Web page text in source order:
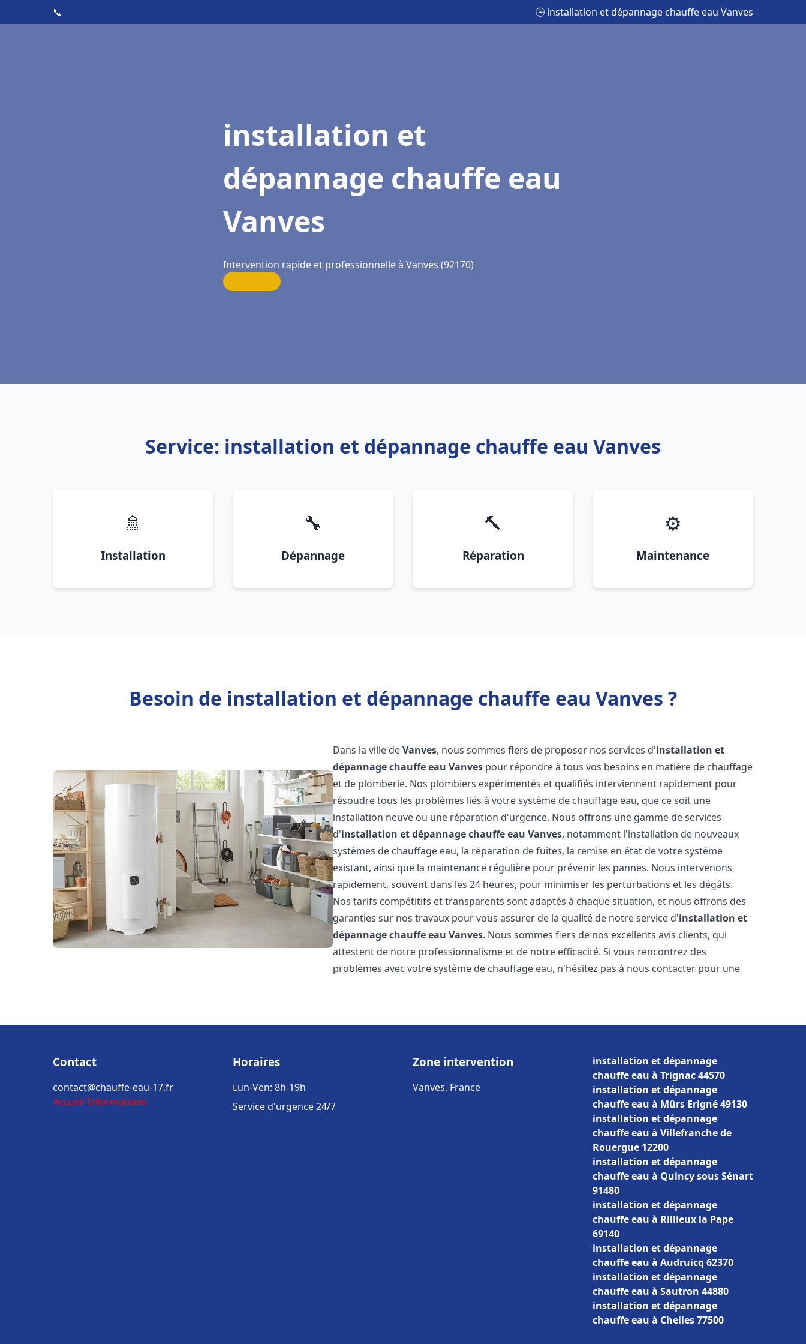
📞 🕒 installation et dépannage chauffe eau Vanves
installation et
dépannage chauffe eau
Vanves
Intervention rapide et professionnelle à Vanves (92170)
Service: installation et dépannage chauffe eau Vanves
🚿
Installation
🔧
Dépannage
🔨
Réparation
⚙️
Maintenance
Besoin de installation et dépannage chauffe eau Vanves ?
Dans la ville deVanves, nous sommes fiers de proposer nos services d'installation et
dépannage chauffe eau Vanves pour répondre à tous vos besoins en matière de chauffage
et de plomberie. Nos plombiers expérimentés et qualifiés interviennent rapidement pour
résoudre tous les problèmes liés à votre système de chauffage eau, que ce soit une
installation neuve ou une réparation d'urgence. Nous offrons une gamme de services
d'installation et dépannage chauffe eau Vanves, notamment l'installation de nouveaux
systèmes de chauffage eau, la réparation de fuites, la remise en état de votre système
existant, ainsi que la maintenance régulière pour prévenir les pannes. Nous intervenons
rapidement, souvent dans les 24 heures, pour minimiser les perturbations et les dégâts.
Nos tarifs compétitifs et transparents sont adaptés à chaque situation, et nous offrons des
garanties sur nos travaux pour vous assurer de la qualité de notre service d'installation et
dépannage chauffe eau Vanves. Nous sommes fiers de nos excellents avis clients, qui
attestent de notre professionnalisme et de notre efficacité. Si vous rencontrez des
problèmes avec votre système de chauffage eau, n'hésitez pas à nous contacter pour une
Contact
contact@chauffe-eau-17.fr
Accueil Informations
Horaires
Lun-Ven: 8h-19h
Service d'urgence 24/7
Zone intervention
Vanves, France
installation et dépannage
chauffe eau à Trignac 44570
installation et dépannage
chauffe eau à Mûrs Erigné 49130
installation et dépannage
chauffe eau à Villefranche de
Rouergue 12200
installation et dépannage
chauffe eau à Quincy sous Sénart
91480
installation et dépannage
chauffe eau à Rillieux la Pape
69140
installation et dépannage
chauffe eau à Audruicq 62370
installation et dépannage
chauffe eau à Sautron 44880
installation et dépannage
chauffe eau à Chelles 77500